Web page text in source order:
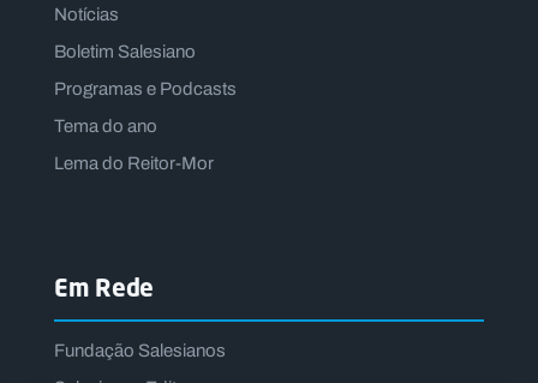
Notícias
Boletim Salesiano
Programas e Podcasts
Tema do ano
Lema do Reitor-Mor
Em Rede
Fundação Salesianos